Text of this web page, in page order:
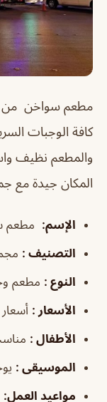
مطعم سواخن من
كافة الوجبات
والمطعم نظيف
المكان جيدة مع
الإسم:
مطعم
التصنيف :
النوع : مطعم
الأسعار :
الأطفال :
الموسيقى :
مواعيد العمل: